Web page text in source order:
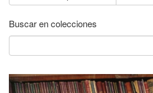
Buscar en colecciones